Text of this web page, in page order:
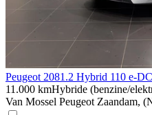
Peugeot 2081.2 Hybrid 110 e-
11.000 kmHybride (benzine/
Van Mossel Peugeot Zaandam,